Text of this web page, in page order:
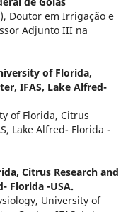
Doutor em Irrigação e
Adjunto III na
of Florida,
IFAS, Lake Alfred-
of Florida, Citrus
Lake Alfred- Florida -
Citrus Research and
Florida -USA.
University of